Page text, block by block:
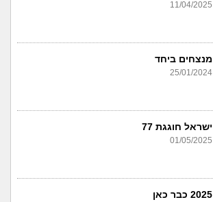
11/04/2025
מנצחים ביחד
25/01/2024
ישראל חוגגת 77
01/05/2025
2025 כבר כאן